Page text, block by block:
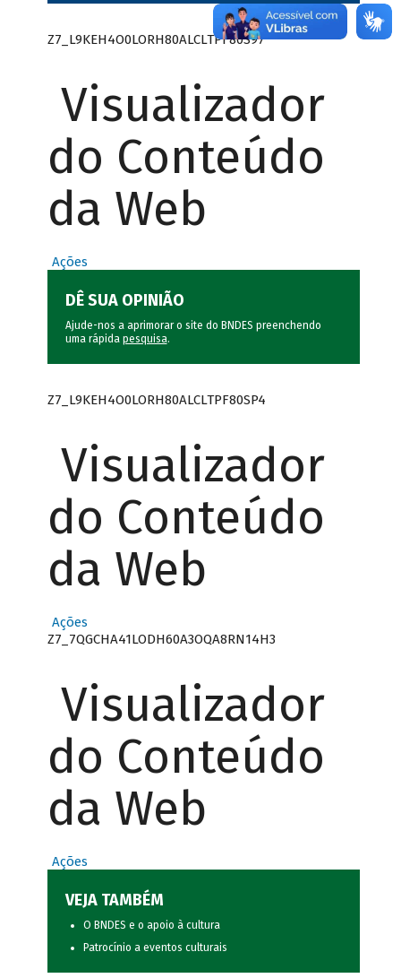
Z7_L9KEH4O0LORH80ALCLTPF80S97
Visualizador
do Conteúdo
da Web
Ações
DÊ SUA OPINIÃO
Ajude-nos a aprimorar o site do BNDES preenchendo
uma rápida pesquisa.
Z7_L9KEH4O0LORH80ALCLTPF80SP4
Visualizador
do Conteúdo
da Web
Ações
Z7_7QGCHA41LODH60A3OQA8RN14H3
Visualizador
do Conteúdo
da Web
Ações
VEJA TAMBÉM
O BNDES e o apoio à cultura
Patrocínio a eventos culturais